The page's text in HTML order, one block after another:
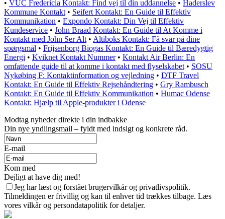
• VUC Fredericia Kontakt: Find vej til din uddannelse • Haderslev
Kommune Kontakt • Seifert Kontakt: En Guide til Effektiv
Kommunikation • Expondo Kontakt: Din Vej til Effektiv
Kundeservice • John Braad Kontakt: En Guide til At Komme i
Kontakt med John Ser Alt • Altiboks Kontakt: Få svar på dine
spørgsmål • Frijsenborg Biogas Kontakt: En Guide til Bæredygtig
Energi • Kviknet Kontakt Nummer• Kontakt Air Berlin: En
omfattende guide til at komme i kontakt med flyselskabet • SOSU
Nykøbing F: Kontaktinformation og vejledning • DTF Travel
Kontakt: En Guide til Effektiv Rejsehåndtering • Gry Rambusch
Kontakt: En Guide til Effektiv Kommunikation • Humac Odense
Kontakt: Hjælp til Apple-produkter i Odense
Modtag nyheder direkte i din indbakke
Din nye yndlingsmail – fyldt med indsigt og konkrete råd.
E-mail
Kom med
Dejligt at have dig med!
Jeg har læst og forstået brugervilkår og privatlivspolitik.
Tilmeldingen er frivillig og kan til enhver tid trækkes tilbage. Læs
vores vilkår og persondatapolitik for detaljer.